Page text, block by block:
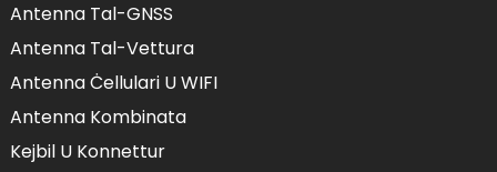
Antenna Tal-GNSS
Antenna Tal-Vettura
Antenna Ċellulari U WIFI
Antenna Kombinata
Kejbil U Konnettur